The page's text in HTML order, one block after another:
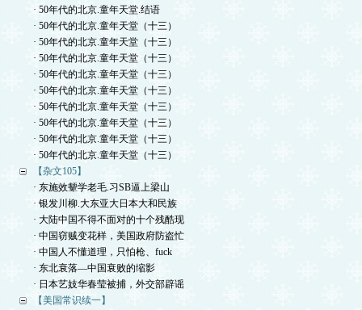
· 50年代的北京.童年天堂.结语
· 50年代的北京.童年天堂（十三）
· 50年代的北京.童年天堂（十三）
· 50年代的北京.童年天堂（十三）
· 50年代的北京.童年天堂（十三）
· 50年代的北京.童年天堂（十三）
· 50年代的北京.童年天堂（十三）
· 50年代的北京.童年天堂（十三）
· 50年代的北京.童年天堂（十三）
· 50年代的北京.童年天堂（十三）
【杂文105】
· 东施效颦学老毛.习SB逼上梁山
· 银发川柳.大东亚大日本大和民族
· 大陆中国不得不面对的十个残酷现
· 中国窃贼变花样，美国政府防盗忙
· 中国人不懂道理，只怕枪、fuck
· 东北衰落—中国衰败的缩影
· 日本艺妓华春莹被捕，外交部辟谣
【美国常识续一】